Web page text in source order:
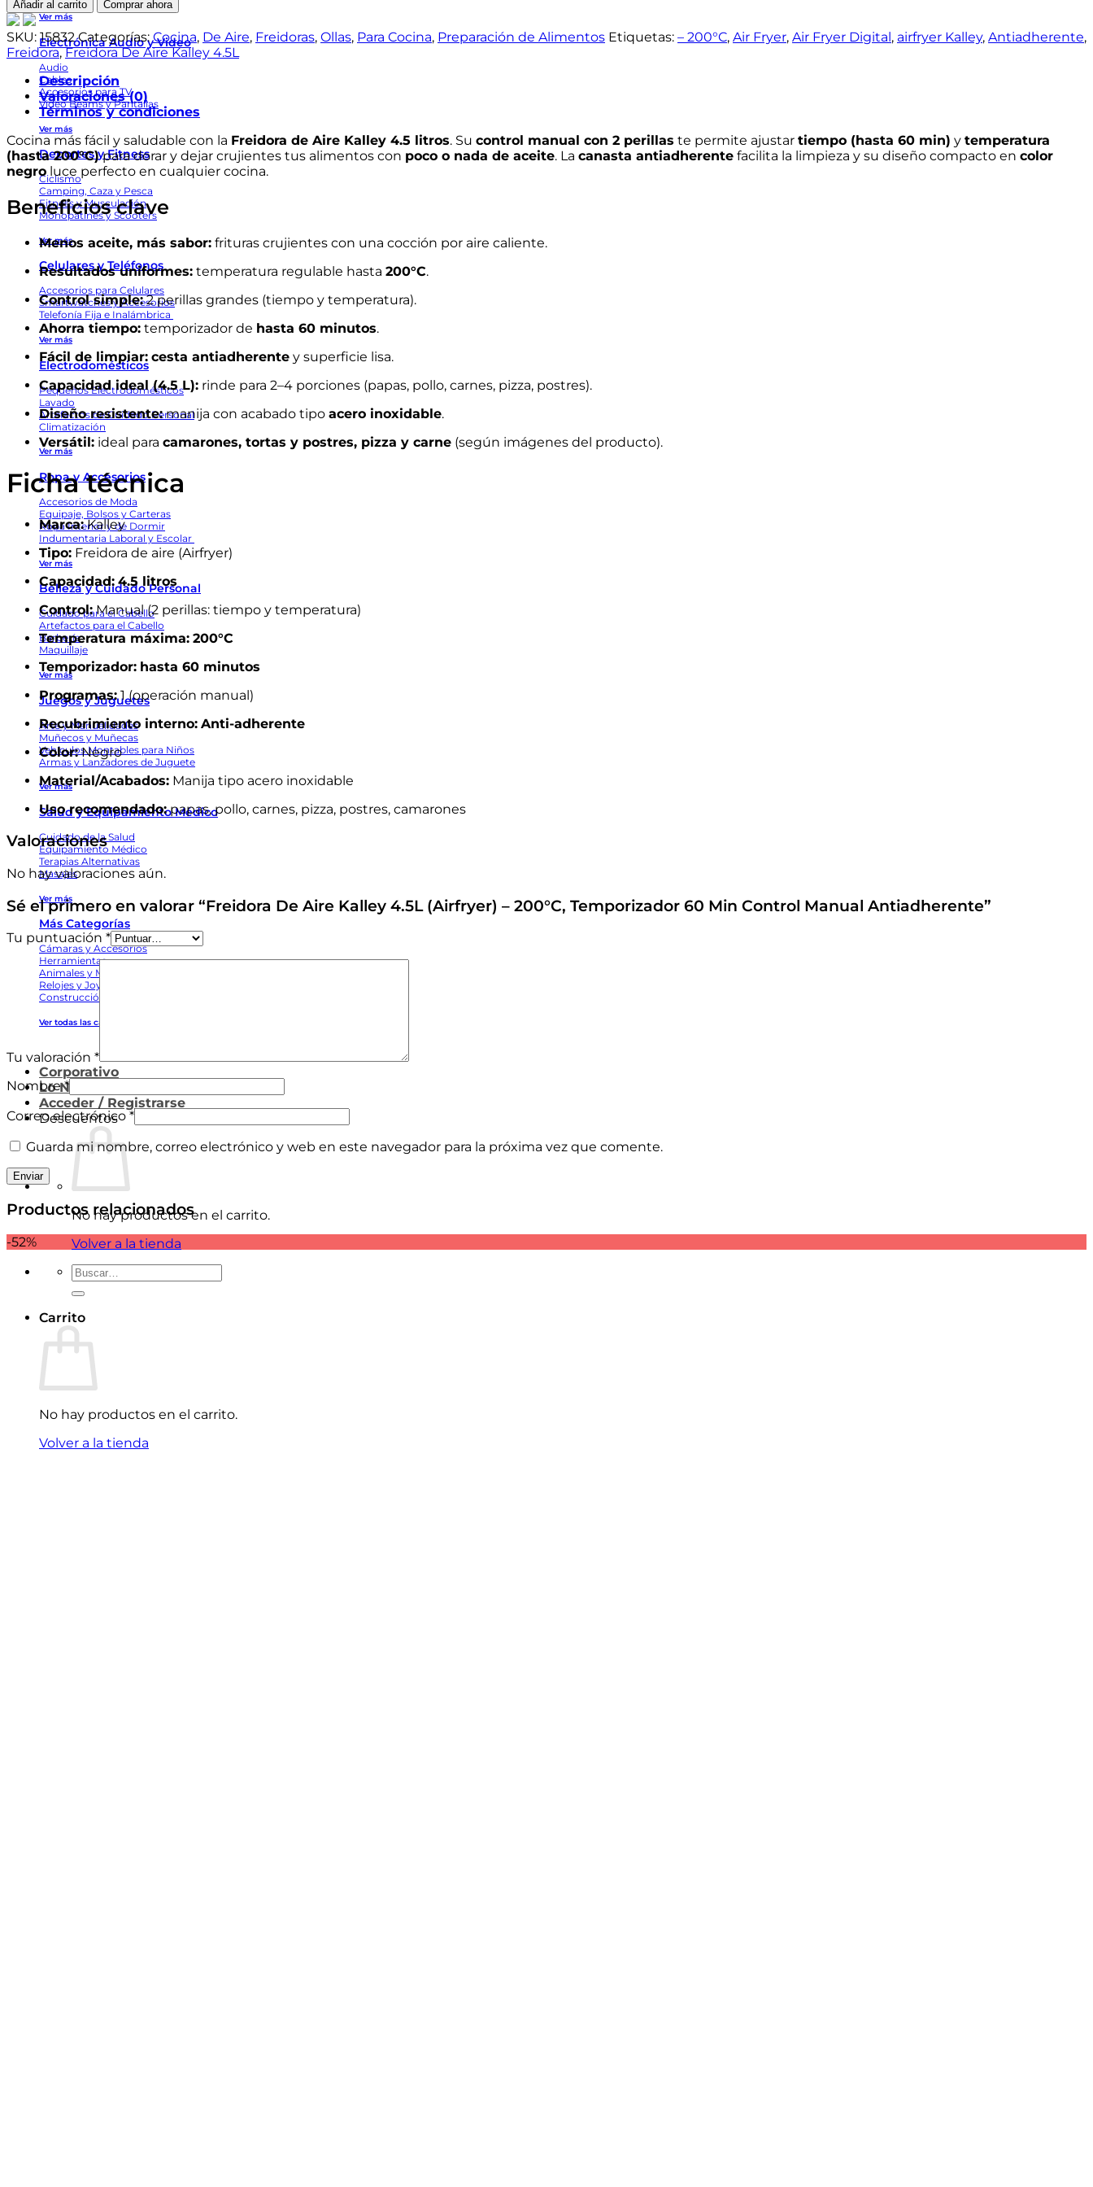
Ver más
Electrónica Audio y Video
Audio
Cables
Accesorios para TV
Video Beams y Pantallas
Ver más
Deportes y Fitness
Ciclismo
Camping, Caza y Pesca
Fitness y Musculación
Monopatines y Scooters
Ver más
Celulares y Teléfonos
Accesorios para Celulares
Smartwatches y Accesorios
Telefonía Fija e Inalámbrica
Ver más
Electrodomésticos
Pequeños Electrodomésticos
Lavado
Artefactos de Cuidado Personal
Climatización
Ver más
Ropa y Accesorios
Accesorios de Moda
Equipaje, Bolsos y Carteras
Ropa Interior y de Dormir
Indumentaria Laboral y Escolar
Ver más
Belleza y Cuidado Personal
Cuidado para el Cabello
Artefactos para el Cabello
Barbería
Maquillaje
Ver más
Juegos y Juguetes
Arte y Manualidades
Muñecos y Muñecas
Vehículos Montables para Niños
Armas y Lanzadores de Juguete
Ver más
Salud y Equipamiento Médico
Cuidado de la Salud
Equipamiento Médico
Terapias Alternativas
Masajes
Ver más
Más Categorías
Cámaras y Accesorios
Herramientas
Animales y Mascotas
Relojes y Joyas
Construcción
Ver todas las categorías
Corporativo
Lo Nuevo
Acceder / Registrarse
Descuentos
No hay productos en el carrito.
Volver a la tienda
Buscar
Carrito
No hay productos en el carrito.
Volver a la tienda
Aire
Kalley
4.5L
(Airfryer)
–
200°C,
Temporizador
60
Min
Control
Manual
Antiadherente
cantidad
Añadir al carrito Comprar ahora
SKU: 15832 Categorías:Cocina, De Aire, Freidoras, Ollas, Para Cocina, Preparación de Alimentos Etiquetas: – 200°C, Air Fryer, Air Fryer Digital, airfryer Kalley, Antiadherente,
Freidora,Freidora De Aire Kalley 4.5L
Descripción
Valoraciones (0)
Términos y condiciones
Cocina más fácil y saludable con la Freidora de Aire Kalley 4.5 litros. Su control manual con 2 perillas te permite ajustar tiempo (hasta 60 min) y temperatura
(hasta 200°C)para dorar y dejar crujientes tus alimentos con poco o nada de aceite. La canasta antiadherente facilita la limpieza y su diseño compacto en color
negroluce perfecto en cualquier cocina.
Beneficios clave
Menos aceite, más sabor: frituras crujientes con una cocción por aire caliente.
Resultados uniformes: temperatura regulable hasta 200°C.
Control simple:2 perillas grandes (tiempo y temperatura).
Ahorra tiempo: temporizador de hasta 60 minutos.
Fácil de limpiar: cesta antiadherente y superficie lisa.
Capacidad ideal (4.5 L): rinde para 2–4 porciones (papas, pollo, carnes, pizza, postres).
Diseño resistente:manija con acabado tipo acero inoxidable.
Versátil: ideal para camarones, tortas y postres, pizza y carne (según imágenes del producto).
Ficha técnica
Marca:Kalley
Tipo: Freidora de aire (Airfryer)
Capacidad: 4.5 litros
Control:Manual (2 perillas: tiempo y temperatura)
Temperatura máxima: 200°C
Temporizador: hasta 60 minutos
Programas:1 (operación manual)
Recubrimiento interno: Anti-adherente
Color:Negro
Material/Acabados: Manija tipo acero inoxidable
Uso recomendado:papas, pollo, carnes, pizza, postres, camarones
Valoraciones
No hay valoraciones aún.
Sé el primero en valorar “Freidora De Aire Kalley 4.5L (Airfryer) – 200°C, Temporizador 60 Min Control Manual Antiadherente”
Tu puntuación *
Tu valoración *
Nombre*
Correo electrónico *
Guarda mi nombre, correo electrónico y web en este navegador para la próxima vez que comente.
Productos relacionados
-52%